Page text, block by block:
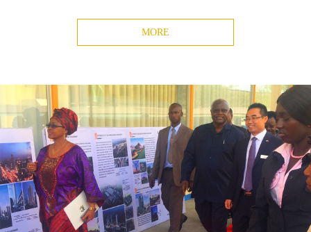
MORE